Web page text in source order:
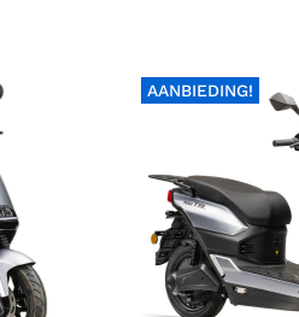
AANBIEDING!